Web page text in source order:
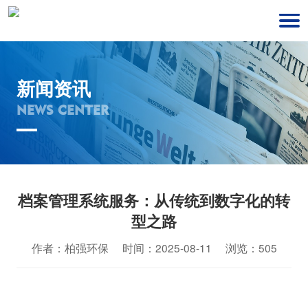
新闻资讯
NEWS CENTER
档案管理系统服务：从传统到数字化的转
型之路
作者：柏强环保 时间：2025-08-11 浏览：505